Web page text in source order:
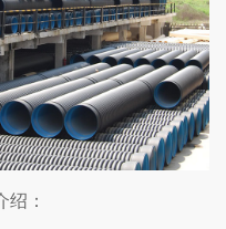
绍：